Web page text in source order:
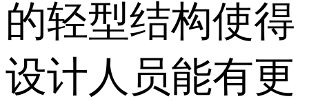
的轻型结构使得
设计人员能有更